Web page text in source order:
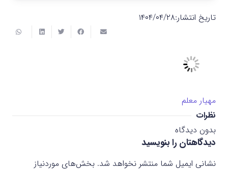
تاریخ انتشار:۱۴۰۴/۰۴/۲۸
مهیار معلم
نظرات
بدون دیدگاه
دیدگاهتان را بنویسید
نشانی ایمیل شما منتشر نخواهد شد. بخش‌های موردنیاز